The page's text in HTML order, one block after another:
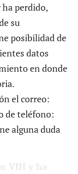
ha perdido,
su
posibilidad de
datos
en donde
el correo:
de teléfono:
alguna duda